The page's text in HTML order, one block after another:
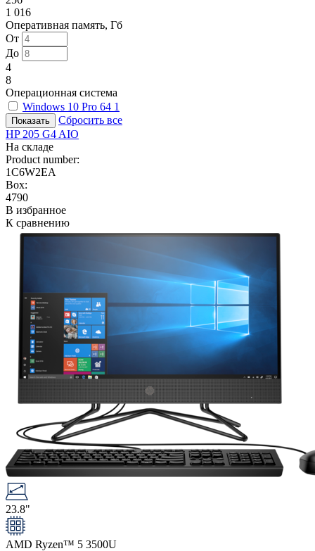
1 016
Оперативная память, Гб
От
До
4
8
Операционная система
Windows 10 Pro 64 1
Сбросить все
HP 205 G4 AIO
На складе
Product number:
1C6W2EA
Box:
4790
В избранное
К сравнению
23.8"
AMD Ryzen™ 5 3500U